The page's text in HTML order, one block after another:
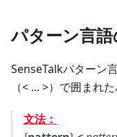
パターン言
SenseTalkパターン
（< ... >）で囲まれ
文法：